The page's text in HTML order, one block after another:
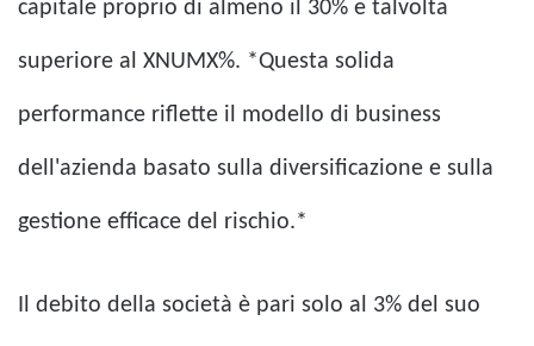
capitale proprio di almeno il 30% e talvolta
superiore al XNUMX%. *Questa solida
performance riflette il modello di business
dell'azienda basato sulla diversificazione e sulla
gestione efficace del rischio.*
Il debito della società è pari solo al 3% del suo